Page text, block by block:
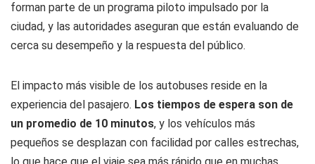
forman parte de un programa piloto impulsado por la
ciudad, y las autoridades aseguran que están evaluando de
cerca su desempeño y la respuesta del público.
El impacto más visible de los autobuses reside en la
experiencia del pasajero. Los tiempos de espera son de
un promedio de 10 minutos, y los vehículos más
pequeños se desplazan con facilidad por calles estrechas,